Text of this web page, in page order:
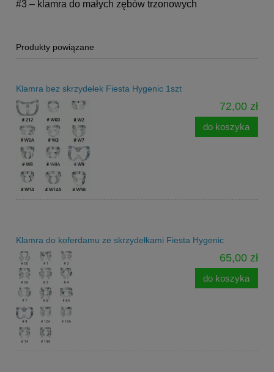
#3 – klamra do małych zębów trzonowych
Produkty powiązane
Klamra bez skrzydełek Fiesta Hygenic 1szt
72,00 zł
do koszyka
Klamra do koferdamu ze skrzydełkami Fiesta Hygenic
65,00 zł
do koszyka